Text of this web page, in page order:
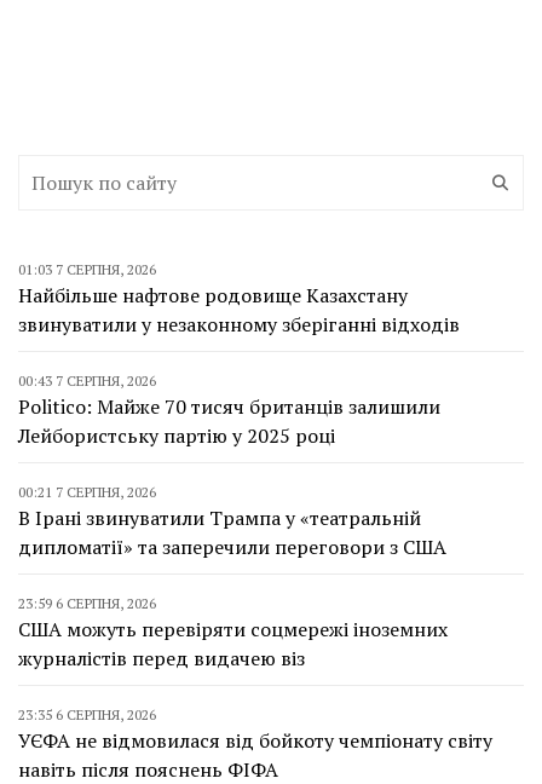
01:03 7 СЕРПНЯ, 2026
Найбільше нафтове родовище Казахстану
звинуватили у незаконному зберіганні відходів
00:43 7 СЕРПНЯ, 2026
Politico: Майже 70 тисяч британців залишили
Лейбористську партію у 2025 році
00:21 7 СЕРПНЯ, 2026
В Ірані звинуватили Трампа у «театральній
дипломатії» та заперечили переговори з США
23:59 6 СЕРПНЯ, 2026
США можуть перевіряти соцмережі іноземних
журналістів перед видачею віз
23:35 6 СЕРПНЯ, 2026
УЄФА не відмовилася від бойкоту чемпіонату світу
навіть після пояснень ФІФА